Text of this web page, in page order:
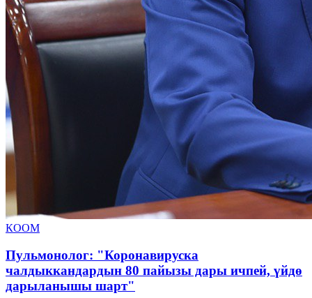
КООМ
Пульмонолог: "Коронавируска
чалдыккандардын 80 пайызы дары ичпей, үйдө
дарыланышы шарт"